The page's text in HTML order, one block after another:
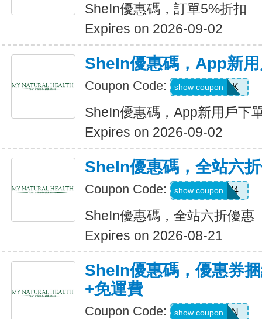
SheIn優惠碼，訂單5%折扣
Expires on 2026-09-02
SheIn優惠碼，App新
Coupon Code: 4WM786K
show coupon
SheIn優惠碼，App新用戶下
Expires on 2026-09-02
SheIn優惠碼，全站六
Coupon Code: LS8V4
show coupon
SheIn優惠碼，全站六折優惠
Expires on 2026-08-21
SheIn優惠碼，優惠券
+免運費
Coupon Code: Q82333N
show coupon